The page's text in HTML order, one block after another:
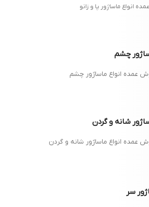
ماساژور پا و زانو
چشم
انواع ماساژور چشم
شانه و گردن
انواع ماساژور شانه و گردن